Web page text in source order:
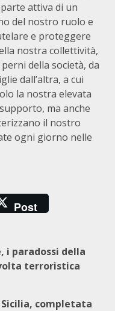
attiva di un
del nostro ruolo e
e proteggere
nostra collettività,
della società, da
dall’altra, a cui
la nostra elevata
ma anche
il nostro
ogni giorno nelle
Post
i paradossi della
terroristica
completata